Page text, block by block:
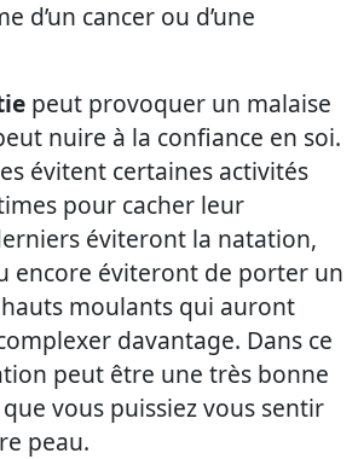
d’un cancer ou d’une
peut provoquer un malaise
nuire à la confiance en soi.
évitent certaines activités
pour cacher leur
éviteront la natation,
encore éviteront de porter un
moulants qui auront
davantage. Dans ce
peut être une très bonne
vous puissiez vous sentir
peau.